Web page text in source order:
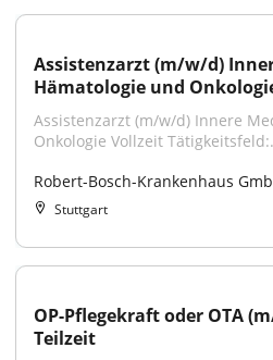
Assistenzarzt (m/w/d)
Hämatologie und
Assistenzarzt (m/w/d) Innere
Onkologie Vollzeit
Robert-Bosch-Krankenhaus
Stuttgart
OP-Pflegekraft oder OTA
Teilzeit